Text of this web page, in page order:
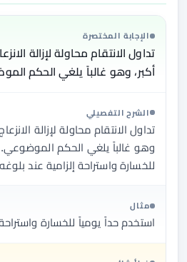
الإجابة المختصرة
تداول الانتقام محاولة لإزالة
أكبر، وهو غالباً يلغي الحكم
الشرح التفصيلي
تداول الانتقام محاولة لإزالة
وهو غالباً يلغي الحكم الموضوعي.
للخسارة واستراحة إلزامية عند
مثال
استخدم حداً يومياً للخسارة